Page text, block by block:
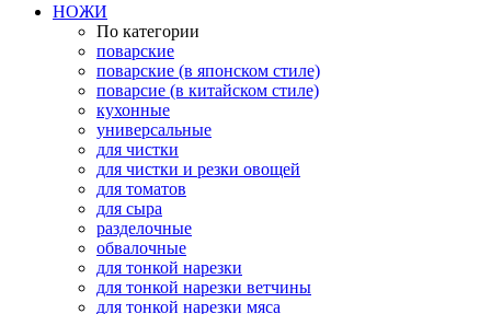
НОЖИ
По категории
поварские
поварские (в японском стиле)
поварсие (в китайском стиле)
кухонные
универсальные
для чистки
для чистки и резки овощей
для томатов
для сыра
разделочные
обвалочные
для тонкой нарезки
для тонкой нарезки ветчины
для тонкой нарезки мяса